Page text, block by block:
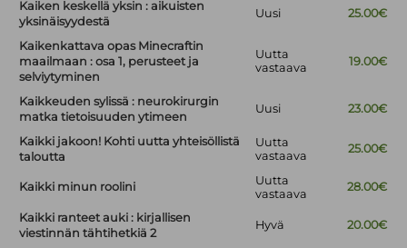
Kaiken keskellä yksin : aikuisten
yksinäisyydestä
Uusi 25.00€
Kaikenkattava opas Minecraftin
maailmaan : osa 1, perusteet ja
selviytyminen
Uutta
vastaava
19.00€
Kaikkeuden sylissä : neurokirurgin
matka tietoisuuden ytimeen
Uusi 23.00€
Kaikki jakoon! Kohti uutta yhteisöllistä
taloutta
Uutta
vastaava
25.00€
Kaikki minun roolini
Uutta
vastaava
28.00€
Kaikki ranteet auki : kirjallisen
viestinnän tähtihetkiä 2
Hyvä 20.00€